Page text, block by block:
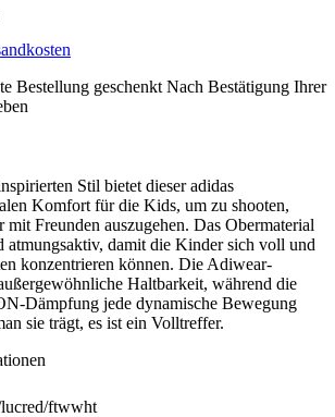
Bestellung geschenkt Nach Bestätigung Ihrer
Stil bietet dieser adidas
Komfort für die Kids, um zu shooten,
mit Freunden auszugehen. Das Obermaterial
atmungsaktiv, damit die Kinder sich voll und
konzentrieren können. Die Adiwear-
Haltbarkeit, während die
Dämpfung jede dynamische Bewegung
sie trägt, es ist ein Volltreffer.
ftwwht